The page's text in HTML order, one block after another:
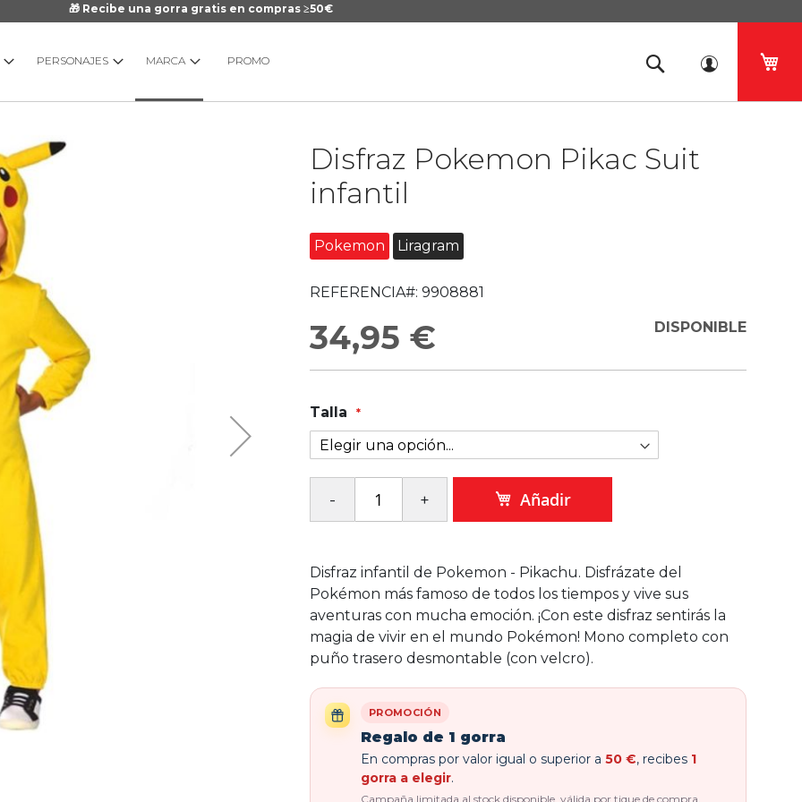
🎁 Recibe una gorra gratis en compras ≥50€
PERSONAJES MARCA PROMO
Disfraz Pokemon Pikac Suit
infantil
Pokemon Liragram
REFERENCIA#: 9908881
34,95 € DISPONIBLE
Talla
Añadir
Disfraz infantil de Pokemon - Pikachu. Disfrázate del
Pokémon más famoso de todos los tiempos y vive sus
aventuras con mucha emoción. ¡Con este disfraz sentirás la
magia de vivir en el mundo Pokémon! Mono completo con
puño trasero desmontable (con velcro).
PROMOCIÓN
Regalo de 1 gorra
En compras por valor igual o superior a 50 €, recibes 1
gorra a elegir.
Campaña limitada al stock disponible, válida por tique de compra.
galería
imágenes